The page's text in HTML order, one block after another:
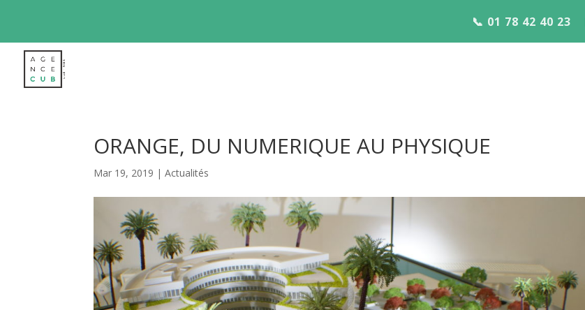
📞 01 78 42 40 23
ORANGE, DU NUMERIQUE AU PHYSIQUE
Mar 19, 2019 |Actualités